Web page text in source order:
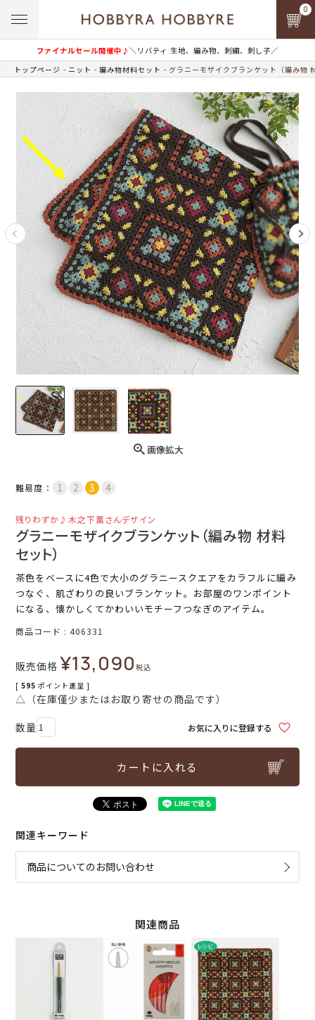
ファイナルセール開催中♪＼リバティ 生地、編み物、刺繍、刺し子／
0
トップページ ニット 編み物材料セット グラニーモザイクブランケット（編み物
画像拡大
難易度：
残りわずか♪木之下薫さんデザイン
グラニーモザイクブランケット（編み物 材料
セット）
茶色をベースに4色で大小のグラニースクエアをカラフルに編み
つなぐ、肌ざわりの良いブランケット。お部屋のワンポイント
になる、懐かしくてかわいいモチーフつなぎのアイテム。
商品コード 406331
販売価格 ¥13,090税込
[ 595 ポイント進呈 ]
△（在庫僅少またはお取り寄せの商品です）
お気に入りに登録する
カートに入れる
関連キーワード
商品についてのお問い合わせ
関連商品